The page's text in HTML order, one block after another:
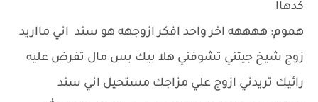
كدهاا
هموم: ههههه اخر واحد افكر ازوجهه هو سند اني مااريد
زوج شيخ جيتني تشوفني هلا بيك بس مال تفرض عليه
رائيك تريدني ازوج علي مزاجك مستحيل اني سند